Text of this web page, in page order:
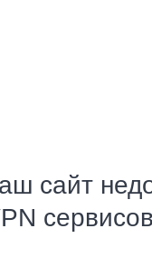
сайт
сервисов